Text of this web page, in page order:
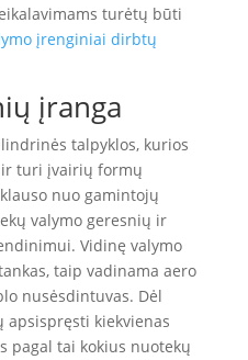
turėtų būti
įrenginiai dirbtų
įranga
talpyklos, kurios
turi įvairių formų
nuo gamintojų
valymo geresnių ir
Vidinę valymo
taip vadinama aero
nusėsdintuvas. Dėl
kiekvienas
pagal tai kokius nuotekų